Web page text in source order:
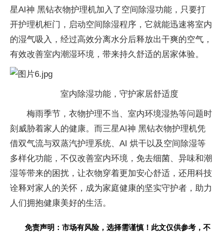
星AI神 黑钻衣物护理机加入了空间除湿功能，只要打
开护理机柜门，启动空间除湿程序，它就能迅速将室内
的湿气吸入，经过高效分离水分后释放出干爽的空气，
有效改善室内潮湿环境，带来持久舒适的居家体验。
室内除湿功能，守护家居舒适度
梅雨季节，衣物护理不当、室内环境湿热等问题时
刻威胁着家人的健康。而三星AI神 黑钻衣物护理机凭
借双气流与双蒸汽护理系统、AI 烘干以及空间除湿等
多样化功能，不仅改善室内环境，免去细菌、异味和潮
湿等带来的困扰，让衣物穿着更加安心舒适，还用科技
诠释对家人的关怀，成为家庭健康的坚实守护者，助力
人们拥抱健康美好的生活。
免责声明：市场有风险，选择需谨慎！此文仅供参考，不